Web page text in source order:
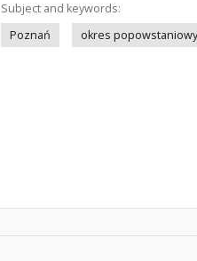
Subject and keywords:
Poznań
okres popowstaniowy